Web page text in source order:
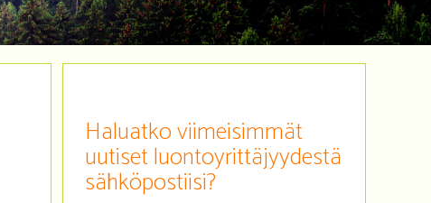
Haluatko viimeisimmät
uutiset luontoyrittäjyydestä
sähköpostiisi?